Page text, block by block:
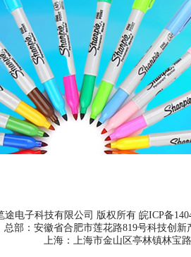
途电子科技有限公司 版权所有 皖ICP备
总部：安徽省合肥市莲花路819号科技创新
上海：上海市金山区亭林镇林宝路